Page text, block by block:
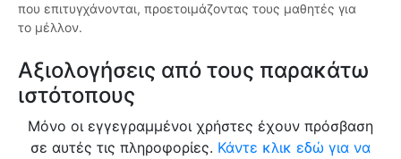
που επιτυγχάνονται, προετοιμάζοντας τους μαθητές για
το μέλλον.
Αξιολογήσεις από τους παρακάτω
ιστότοπους
Μόνο οι εγγεγραμμένοι χρήστες έχουν πρόσβαση
σε αυτές τις πληροφορίες. Κάντε κλικ εδώ για να